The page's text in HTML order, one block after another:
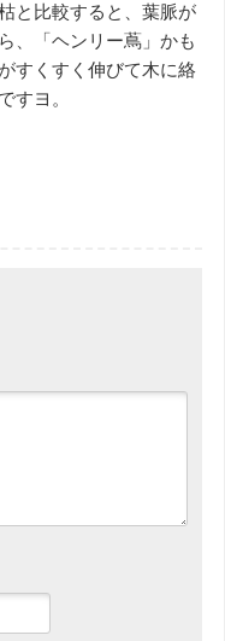
と比較すると、葉脈が
、「ヘンリー蔦」かも
すくすく伸びて木に絡
すヨ。